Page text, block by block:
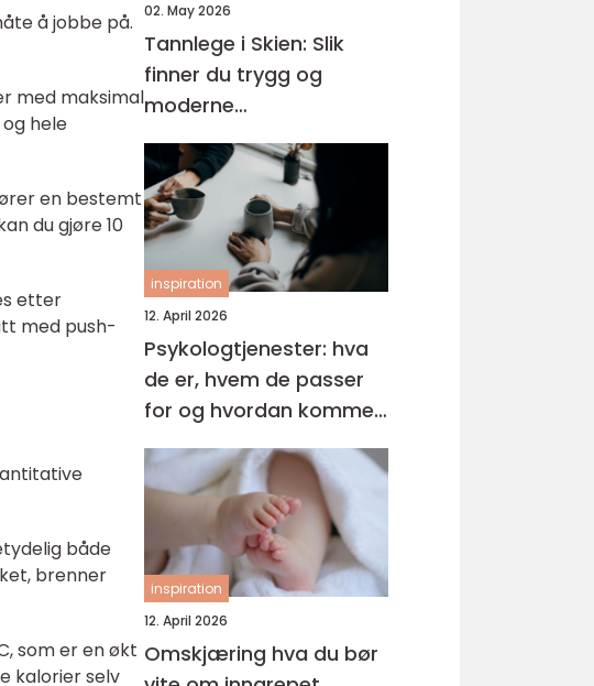
å jobbe på.
med maksimal
hele
en bestemt
du gjøre 10
etter
med push-
både
brenner
som er en økt
kalorier selv
02. May 2026
Tannlege i Skien: Slik
finner du trygg og
moderne
tannbehandling
inspiration
12. April 2026
Psykologtjenester: hva
de er, hvem de passer
for og hvordan komme i
gang
inspiration
12. April 2026
Omskjæring hva du bør